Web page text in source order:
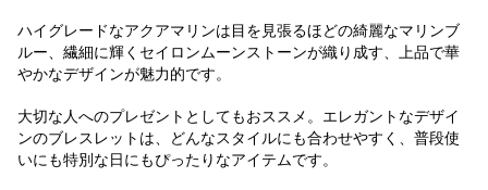
ハイグレードなアクアマリンは目を見張るほどの綺麗なマリンブ
ルー、繊細に輝くセイロンムーンストーンが織り成す、上品で華
やかなデザインが魅力的です。
大切な人へのプレゼントとしてもおススメ。エレガントなデザイ
ンのブレスレットは、どんなスタイルにも合わせやすく、普段使
いにも特別な日にもぴったりなアイテムです。